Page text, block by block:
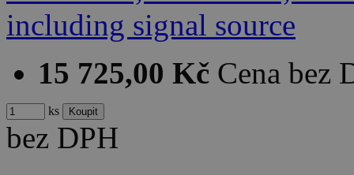
15 725,00 Kč Cena bez
ks
bez DPH